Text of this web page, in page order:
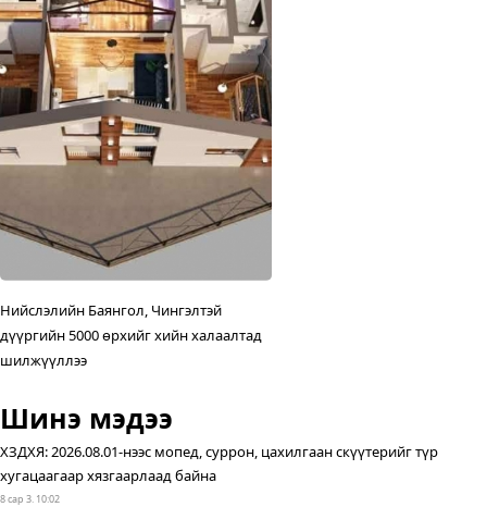
Нийслэлийн Баянгол, Чингэлтэй
дүүргийн 5000 өрхийг хийн халаалтад
шилжүүллээ
Шинэ мэдээ
ХЗДХЯ: 2026.08.01-нээс мопед, суррон, цахилгаан скүүтерийг түр
хугацаагаар хязгаарлаад байна
8 сар 3. 10:02